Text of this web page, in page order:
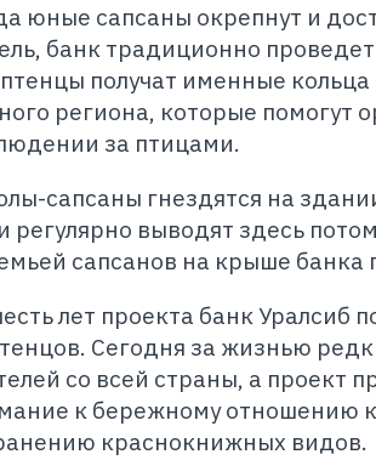
юные сапсаны окрепнут и
банк традиционно
получат именные
региона, которые помогут
за птицами.
сапсаны гнездятся на
регулярно выводят здесь
сапсанов на крыше банка
лет проекта банк Уралсиб
Сегодня за жизнью
со всей страны, а проект
к бережному отношению
краснокнижных видов.